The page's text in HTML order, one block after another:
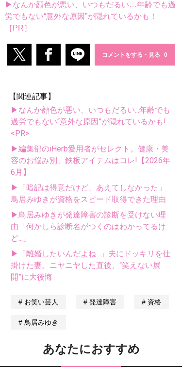
▶なんか顔色が悪い、いつもだるい…年齢でも過
労でもない“意外な原因”が隠れているかも！
［PR］
コメントをする・見る
【関連記事】
▶なんか顔色が悪い、いつもだるい...年齢でも
過労でもない“意外な原因”が隠れているかも!
<PR>
▶編集部のiHerb愛用者がセレクト。健康・美
容のお悩み別、鉄板アイテムはコレ!【2026年
6月】
▶「暗記は得意だけど、あえてしなかった」
鳥居みゆきが資格をスピード取得できた理由
▶鳥居みゆきが発達障害の診断を受けない理
由「何かしら診断名がつくのはわかってるけ
ど...」
▶「離婚したいんだよね...」夫にドッキリを仕
掛けた妻。ニヤニヤした直後、“笑えない展
開”に大後悔
お笑い芸人 発達障害 資格
鳥居みゆき
あなたにおすすめ